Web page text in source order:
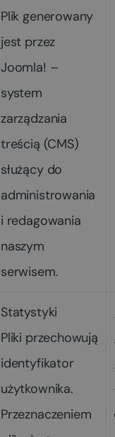
Plik generowany
jest przez
Joomla! –
system
zarządzania
treścią (CMS)
służący do
administrowania
i redagowania
naszym
serwisem.
Statystyki
Pliki przechowują
identyfikator
użytkownika.
Przeznaczeniem